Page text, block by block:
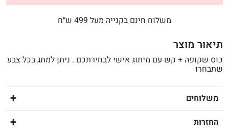
משלוח חינם בקנייה מעל 499 ש״ח
תיאור מוצר
כוס שקופה + קש עם מיתוג אישי לבחירתכם . ניתן למתג בכל צבע
שתבחרו
משלוחים
החזרות